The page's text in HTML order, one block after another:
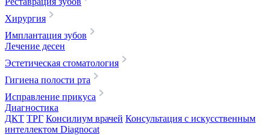
Хирургия
Имплантация зубов
Лечение десен
Эстетическая стоматология
Гигиена полости рта
Исправление прикуса
Диагностика
ДКТ ТРГ Консилиум врачей Консультация с искусственным
интеллектом Diagnocat